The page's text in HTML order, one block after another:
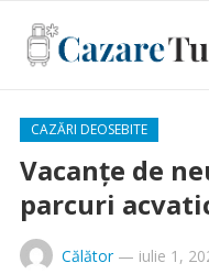
CAZĂRI DEOSEBITE
Vacanțe de
parcuri
Călător— iulie 1,